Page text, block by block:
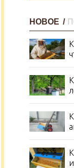
НОВОЕ /